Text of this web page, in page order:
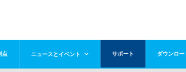
点 ニュースとイベント サポート ダウンロー